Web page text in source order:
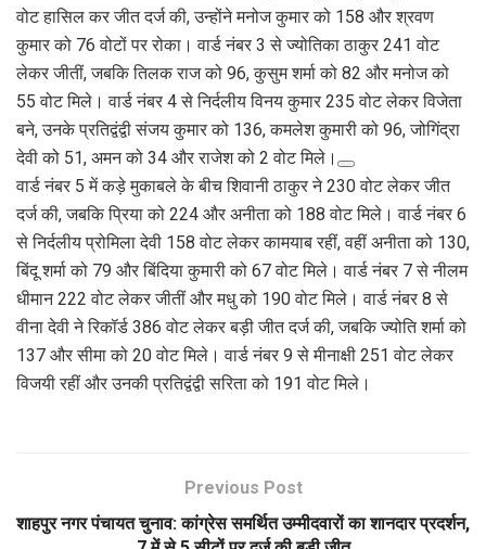
वोट हासिल कर जीत दर्ज की, उन्होंने मनोज कुमार को 158 और श्रवण
कुमार को 76 वोटों पर रोका। वार्ड नंबर 3 से ज्योतिका ठाकुर 241 वोट
लेकर जीतीं, जबकि तिलक राज को 96, कुसुम शर्मा को 82 और मनोज को
55 वोट मिले। वार्ड नंबर 4 से निर्दलीय विनय कुमार 235 वोट लेकर विजेता
बने, उनके प्रतिद्वंद्वी संजय कुमार को 136, कमलेश कुमारी को 96, जोगिंद्रा
देवी को 51, अमन को 34 और राजेश को 2 वोट मिले।
वार्ड नंबर 5 में कड़े मुकाबले के बीच शिवानी ठाकुर ने 230 वोट लेकर जीत
दर्ज की, जबकि प्रिया को 224 और अनीता को 188 वोट मिले। वार्ड नंबर 6
से निर्दलीय प्रोमिला देवी 158 वोट लेकर कामयाब रहीं, वहीं अनीता को 130,
बिंदू शर्मा को 79 और बिंदिया कुमारी को 67 वोट मिले। वार्ड नंबर 7 से नीलम
धीमान 222 वोट लेकर जीतीं और मधु को 190 वोट मिले। वार्ड नंबर 8 से
वीना देवी ने रिकॉर्ड 386 वोट लेकर बड़ी जीत दर्ज की, जबकि ज्योति शर्मा को
137 और सीमा को 20 वोट मिले। वार्ड नंबर 9 से मीनाक्षी 251 वोट लेकर
विजयी रहीं और उनकी प्रतिद्वंद्वी सरिता को 191 वोट मिले।
Previous Post
शाहपुर नगर पंचायत चुनाव: कांग्रेस समर्थित उम्मीदवारों का शानदार प्रदर्शन,